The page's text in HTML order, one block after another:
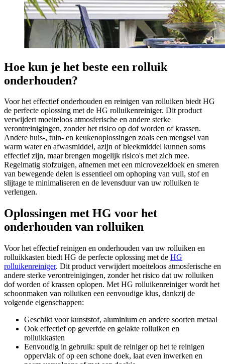
Hoe kun je het beste een rolluik
onderhouden?
Voor het effectief onderhouden en reinigen van rolluiken biedt HG
de perfecte oplossing met de HG rolluikenreiniger. Dit product
verwijdert moeiteloos atmosferische en andere sterke
verontreinigingen, zonder het risico op dof worden of krassen.
Andere huis-, tuin- en keukenoplossingen zoals een mengsel van
warm water en afwasmiddel, azijn of bleekmiddel kunnen soms
effectief zijn, maar brengen mogelijk risico's met zich mee.
Regelmatig stofzuigen, afnemen met een microvezeldoek en smeren
van bewegende delen is essentieel om ophoping van vuil, stof en
slijtage te minimaliseren en de levensduur van uw rolluiken te
verlengen.
Oplossingen met HG voor het
onderhouden van rolluiken
Voor het effectief reinigen en onderhouden van uw rolluiken en
rolluikkasten biedt HG de perfecte oplossing met de HG
rolluikenreiniger. Dit product verwijdert moeiteloos atmosferische en
andere sterke verontreinigingen, zonder het risico dat uw rolluiken
dof worden of krassen oplopen. Met HG rolluikenreiniger wordt het
schoonmaken van rolluiken een eenvoudige klus, dankzij de
volgende eigenschappen:
Geschikt voor kunststof, aluminium en andere soorten metaal
Ook effectief op geverfde en gelakte rolluiken en
rolluikkasten
Eenvoudig in gebruik: spuit de reiniger op het te reinigen
oppervlak of op een schone doek, laat even inwerken en